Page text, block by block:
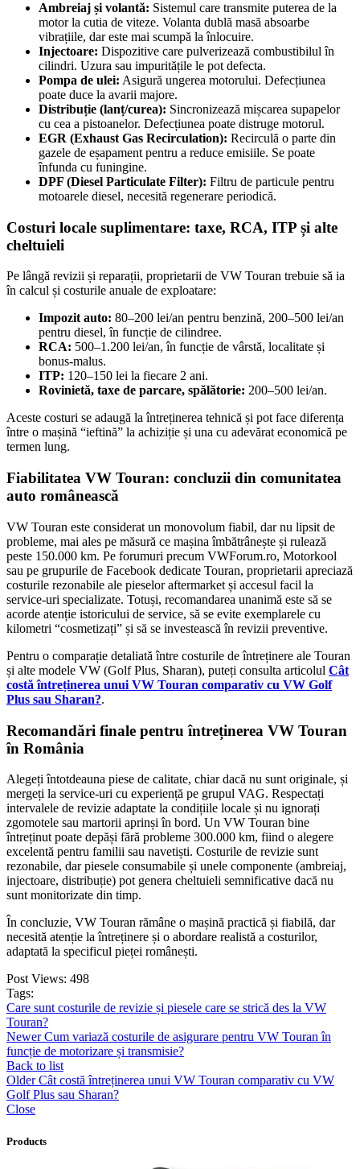
Ambreiaj și volantă: Sistemul care transmite puterea de la
motor la cutia de viteze. Volanta dublă masă absoarbe
vibrațiile, dar este mai scumpă la înlocuire.
Injectoare: Dispozitive care pulverizează combustibilul în
cilindri. Uzura sau impuritățile le pot defecta.
Pompa de ulei: Asigură ungerea motorului. Defecțiunea
poate duce la avarii majore.
Distribuție (lanț/curea): Sincronizează mișcarea supapelor
cu cea a pistoanelor. Defecțiunea poate distruge motorul.
EGR (Exhaust Gas Recirculation): Recirculă o parte din
gazele de eșapament pentru a reduce emisiile. Se poate
înfunda cu funingine.
DPF (Diesel Particulate Filter): Filtru de particule pentru
motoarele diesel, necesită regenerare periodică.
Costuri locale suplimentare: taxe, RCA, ITP și alte
cheltuieli
Pe lângă revizii și reparații, proprietarii de VW Touran trebuie să ia
în calcul și costurile anuale de exploatare:
Impozit auto: 80–200 lei/an pentru benzină, 200–500 lei/an
pentru diesel, în funcție de cilindree.
RCA: 500–1.200 lei/an, în funcție de vârstă, localitate și
bonus-malus.
ITP: 120–150 lei la fiecare 2 ani.
Rovinietă, taxe de parcare, spălătorie: 200–500 lei/an.
Aceste costuri se adaugă la întreținerea tehnică și pot face diferența
între o mașină “ieftină” la achiziție și una cu adevărat economică pe
termen lung.
Fiabilitatea VW Touran: concluzii din comunitatea
auto românească
VW Touran este considerat un monovolum fiabil, dar nu lipsit de
probleme, mai ales pe măsură ce mașina îmbătrânește și rulează
peste 150.000 km. Pe forumuri precum VWForum.ro, Motorkool
sau pe grupurile de Facebook dedicate Touran, proprietarii apreciază
costurile rezonabile ale pieselor aftermarket și accesul facil la
service-uri specializate. Totuși, recomandarea unanimă este să se
acorde atenție istoricului de service, să se evite exemplarele cu
kilometri “cosmetizați” și să se investească în revizii preventive.
Pentru o comparație detaliată între costurile de întreținere ale Touran
și alte modele VW (Golf Plus, Sharan), puteți consulta articolul Cât
costă întreținerea unui VW Touran comparativ cu VW Golf
Plus sau Sharan?.
Recomandări finale pentru întreținerea VW Touran
în România
Alegeți întotdeauna piese de calitate, chiar dacă nu sunt originale, și
mergeți la service-uri cu experiență pe grupul VAG. Respectați
intervalele de revizie adaptate la condițiile locale și nu ignorați
zgomotele sau martorii aprinși în bord. Un VW Touran bine
întreținut poate depăși fără probleme 300.000 km, fiind o alegere
excelentă pentru familii sau navetiști. Costurile de revizie sunt
rezonabile, dar piesele consumabile și unele componente (ambreiaj,
injectoare, distribuție) pot genera cheltuieli semnificative dacă nu
sunt monitorizate din timp.
În concluzie, VW Touran rămâne o mașină practică și fiabilă, dar
necesită atenție la întreținere și o abordare realistă a costurilor,
adaptată la specificul pieței românești.
Post Views: 498
Tags:
Care sunt costurile de revizie și piesele care se strică des la VW
Touran?
Newer Cum variază costurile de asigurare pentru VW Touran în
funcție de motorizare și transmisie?
Back to list
Older Cât costă întreținerea unui VW Touran comparativ cu VW
Golf Plus sau Sharan?
Close
Products